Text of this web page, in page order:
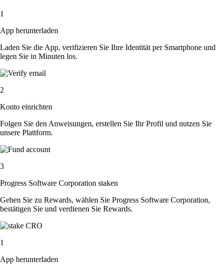
1
App herunterladen
Laden Sie die App, verifizieren Sie Ihre Identität per Smartphone und
legen Sie in Minuten los.
2
Konto einrichten
Folgen Sie den Anweisungen, erstellen Sie Ihr Profil und nutzen Sie
unsere Plattform.
3
Progress Software Corporation staken
Gehen Sie zu Rewards, wählen Sie Progress Software Corporation,
bestätigen Sie und verdienen Sie Rewards.
1
App herunterladen